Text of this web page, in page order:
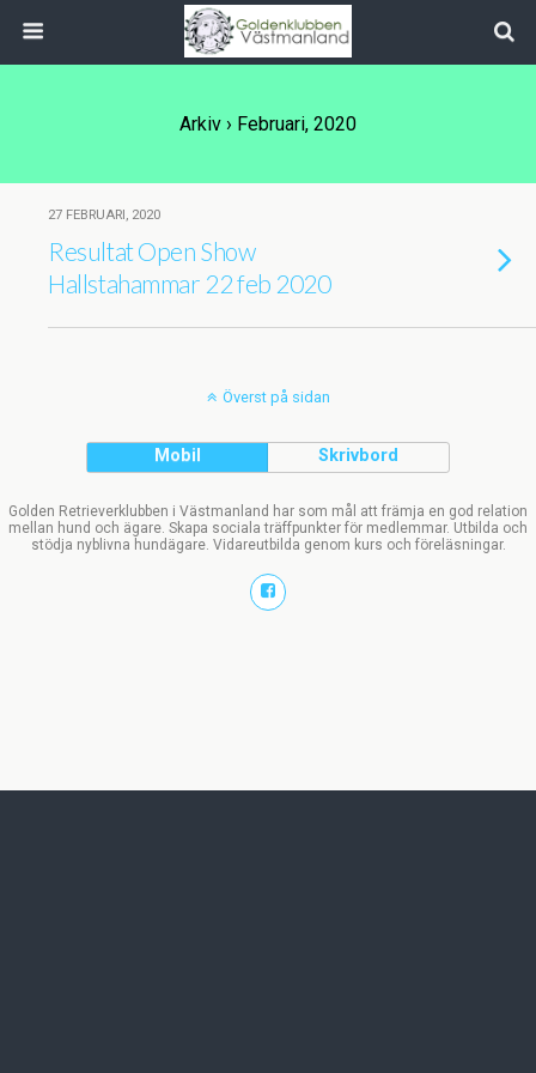
Arkiv › Februari, 2020
27 FEBRUARI, 2020
Resultat Open Show
Hallstahammar 22 feb 2020
Överst på sidan
Mobil Skrivbord
Golden Retrieverklubben i Västmanland har som mål att främja en god relation
mellan hund och ägare. Skapa sociala träffpunkter för medlemmar. Utbilda och
stödja nyblivna hundägare. Vidareutbilda genom kurs och föreläsningar.